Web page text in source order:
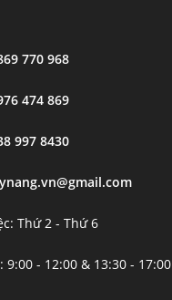
770 968
474 869
997 8430
Thứ 2 - Thứ 6
9:00 - 12:00 & 13:30 - 17:00